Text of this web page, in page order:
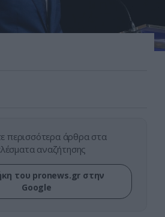
περισσότερα άρθρα στα
αναζήτησης
του pronews.gr στην
Google